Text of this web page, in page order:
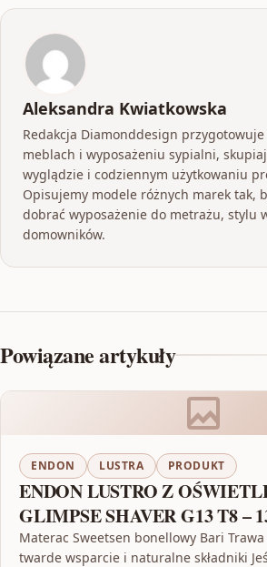
Aleksandra Kwiatkowska
Redakcja Diamonddesign
meblach i wyposażeniu sypialni,
wyglądzie i codziennym użytkowaniu
Opisujemy modele różnych marek tak,
dobrać wyposażenie do metrażu, stylu
domowników.
Powiązane artykuły
ENDON LUSTRA PRODUKT
ENDON LUSTRO Z
GLIMPSE SHAVER G13 T8 –
RABAT W KOSZYKU
Materac Sweetsen bonellowy Bari Trawa
twarde wsparcie i naturalne składniki